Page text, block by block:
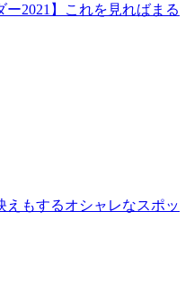
ー2021】これを見ればまる
えもするオシャレなスポッ